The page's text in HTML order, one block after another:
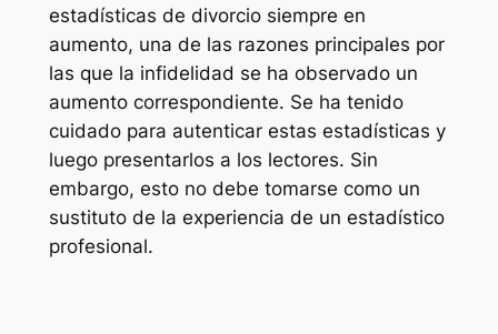
estadísticas de divorcio siempre en
aumento, una de las razones principales por
las que la infidelidad se ha observado un
aumento correspondiente. Se ha tenido
cuidado para autenticar estas estadísticas y
luego presentarlos a los lectores. Sin
embargo, esto no debe tomarse como un
sustituto de la experiencia de un estadístico
profesional.